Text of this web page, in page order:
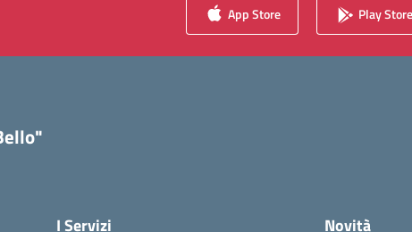
App Store Play Store
I Servizi Novità